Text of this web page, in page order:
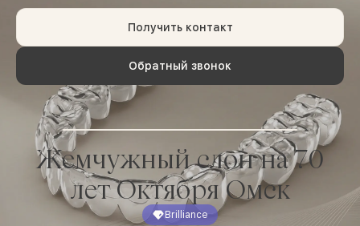
Обратный звонок
Получить контакт
Жемчужный слон на 70
лет Октября Омск
Brilliance